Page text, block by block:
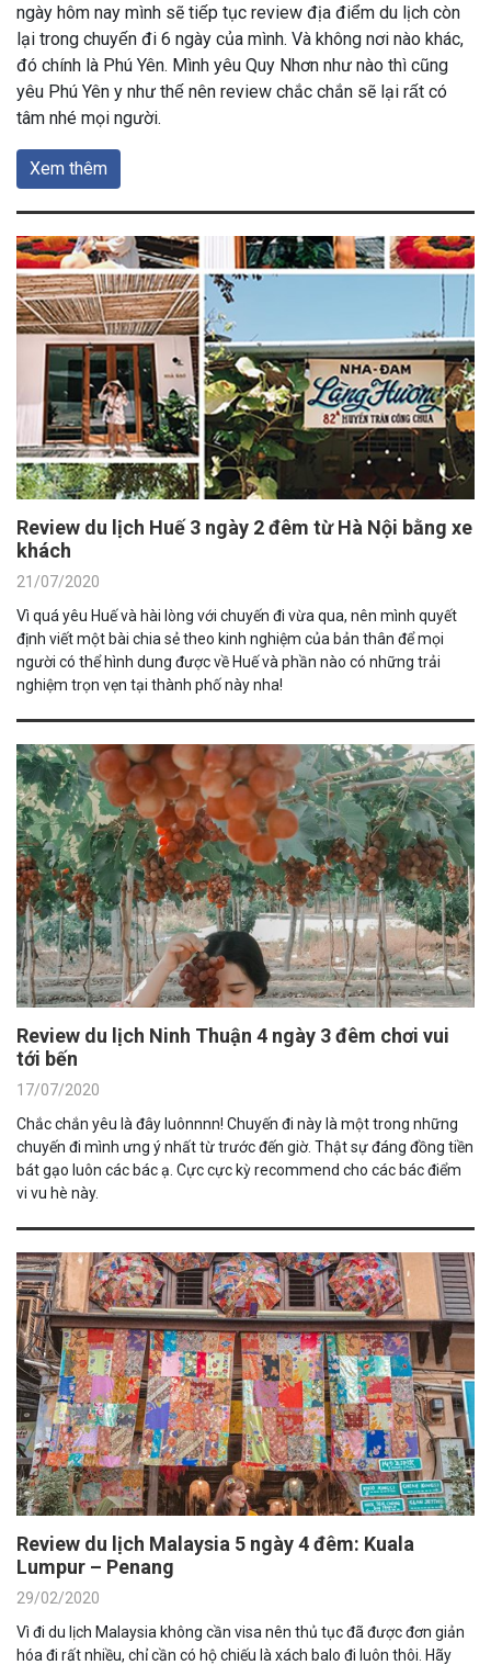
ngày hôm nay mình sẽ tiếp tục review địa điểm du lịch còn
lại trong chuyến đi 6 ngày của mình. Và không nơi nào khác,
đó chính là Phú Yên. Mình yêu Quy Nhơn như nào thì cũng
yêu Phú Yên y như thế nên review chắc chắn sẽ lại rất có
tâm nhé mọi người.
Xem thêm
Review du lịch Huế 3 ngày 2 đêm từ Hà Nội bằng xe
khách
21/07/2020
Vì quá yêu Huế và hài lòng với chuyến đi vừa qua, nên mình quyết
định viết một bài chia sẻ theo kinh nghiệm của bản thân để mọi
người có thể hình dung được về Huế và phần nào có những trải
nghiệm trọn vẹn tại thành phố này nha!
Review du lịch Ninh Thuận 4 ngày 3 đêm chơi vui
tới bến
17/07/2020
Chắc chắn yêu là đây luônnnn! Chuyến đi này là một trong những
chuyến đi mình ưng ý nhất từ trước đến giờ. Thật sự đáng đồng tiền
bát gạo luôn các bác ạ. Cực cực kỳ recommend cho các bác điểm
vi vu hè này.
Review du lịch Malaysia 5 ngày 4 đêm: Kuala
Lumpur – Penang
29/02/2020
Vì đi du lịch Malaysia không cần visa nên thủ tục đã được đơn giản
hóa đi rất nhiều, chỉ cần có hộ chiếu là xách balo đi luôn thôi. Hãy